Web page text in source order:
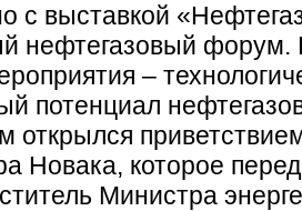
с выставкой
нефтегазовый форум.
–
потенциал
открылся
Новака, которое
Министра